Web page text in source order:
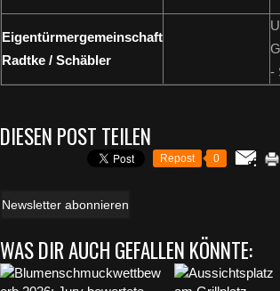
Eigentürmergemeinschaft
Radtke / Schäbler
-
DIESEN POST TEILEN
Repost 0
Newsletter abonnieren
WAS DIR AUCH GEFALLEN KÖNNTE: